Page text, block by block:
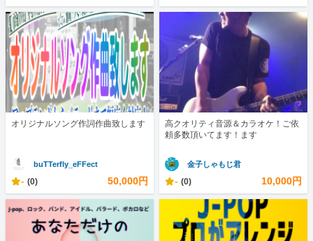
オリジナルソング作詞作曲致します
buTTerfly_eFFect
- (0) 50,000円
高クオリティ音源＆カラオケ！ご依
頼多数頂いてます！ます
金子しゃもじ君
- (0) 10,000円